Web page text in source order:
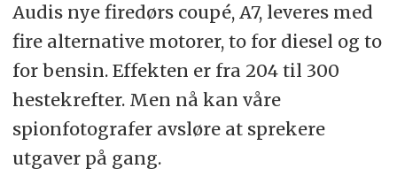
Audis nye firedørs coupé, A7, leveres med
fire alternative motorer, to for diesel og to
for bensin. Effekten er fra 204 til 300
hestekrefter. Men nå kan våre
spionfotografer avsløre at sprekere
utgaver på gang.